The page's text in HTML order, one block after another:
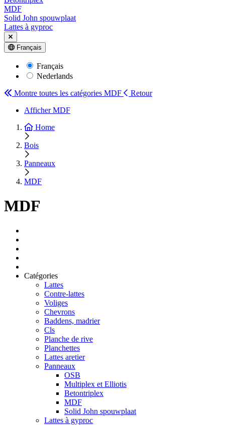
MDF
Solid John spouwplaat
Lattes à gyproc
Français
Français
Nederlands
Montre toutes les catégories MDF
Retour
Afficher MDF
Home
Bois
Panneaux
MDF
MDF
Catégories
Lattes
Contre-lattes
Voliges
Chevrons
Baddens, madrier
Cls
Planche de rive
Planchettes
Lattes aretier
Panneaux
OSB
Multiplex et Elliotis
Betontriplex
MDF
Solid John spouwplaat
Lattes à gyproc